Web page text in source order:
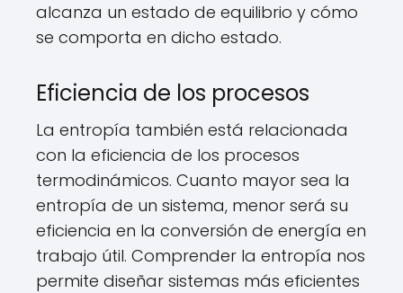
alcanza un estado de equilibrio y cómo
se comporta en dicho estado.
Eficiencia de los procesos
La entropía también está relacionada
con la eficiencia de los procesos
termodinámicos. Cuanto mayor sea la
entropía de un sistema, menor será su
eficiencia en la conversión de energía en
trabajo útil. Comprender la entropía nos
permite diseñar sistemas más eficientes